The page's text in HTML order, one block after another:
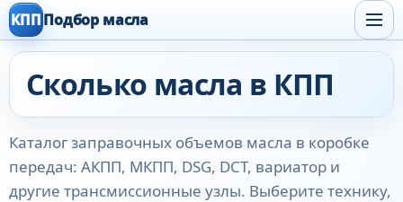
КПППодбор масла
Сколько масла в КПП
Каталог заправочных объемов масла в коробке
передач: АКПП, МКПП, DSG, DCT, вариатор и
другие трансмиссионные узлы. Выберите технику,